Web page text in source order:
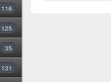
116
125
35
131